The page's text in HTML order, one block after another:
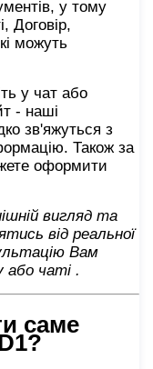
у тому
Договір,
можуть
у чат або
- наші
зв'яжуться з
Також за
оформити
вигляд та
від реальної
Вам
або чаті .
саме